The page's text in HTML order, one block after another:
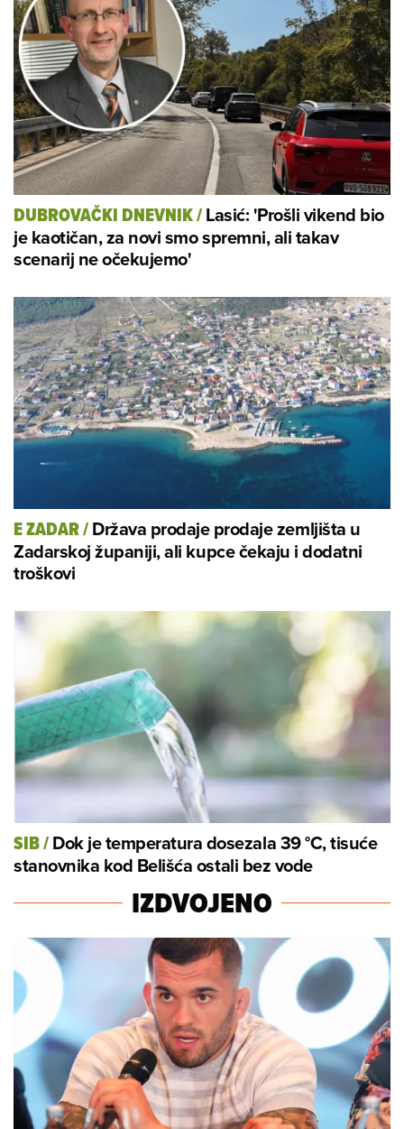
DUBROVAČKI DNEVNIK/Lasić: 'Prošli vikend bio
je kaotičan, za novi smo spremni, ali takav
scenarij ne očekujemo'
E ZADAR/Država prodaje prodaje zemljišta u
Zadarskoj županiji, ali kupce čekaju i dodatni
troškovi
SIB/Dok je temperatura dosezala 39 °C, tisuće
stanovnika kod Belišća ostali bez vode
IZDVOJENO